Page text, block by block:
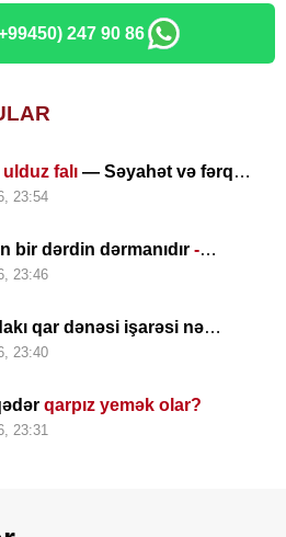
247 90 86
falı — Səyahət və fərqli
uğurlu gündür
23:54
bir dərdin dərmanıdır -
23:46
qar dənəsi işarəsi nə
Çoxları ondan istifadə edə
23:40
qarpız yemək olar?
23:31